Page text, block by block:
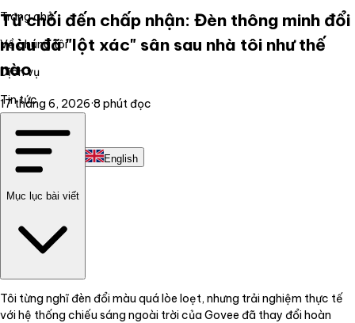
Trang chủ
Về chúng tôi
Dịch vụ
Tin tức
Liên hệ
Tiếng Việt English
Từ chối đến chấp nhận: Đèn thông minh đổi
màu đã "lột xác" sân sau nhà tôi như thế
nào
17 tháng 6, 2026·8 phút đọc
Mục lục bài viết
Tôi từng nghĩ đèn đổi màu quá lòe loẹt, nhưng trải nghiệm thực tế
với hệ thống chiếu sáng ngoài trời của Govee đã thay đổi hoàn